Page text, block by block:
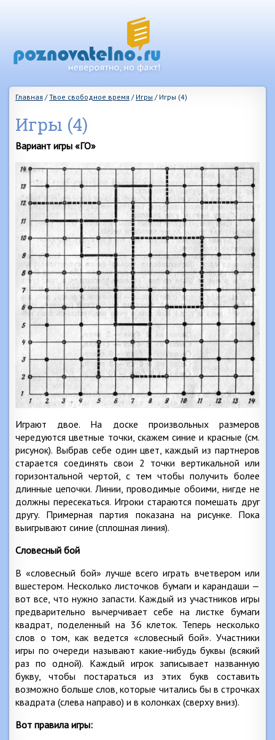
Главная /Твое свободное время / Игры / Игры (4)
Игры (4)
Вариант игры «ГО»
Играют двое. На доске произвольных размеров
чередуются цветные точки, скажем синие и красные (см.
рисунок). Выбрав себе один цвет, каждый из партнеров
старается соединять свои 2 точки вертикальной или
горизонтальной чертой, с тем чтобы получить более
длинные цепочки. Линии, проводимые обоими, нигде не
должны пересекаться. Игроки стараются помешать друг
другу. Примерная партия показана на рисунке. Пока
выигрывают синие (сплошная линия).
Словесный бой
В «словесный бой» лучше всего играть вчетвером или
вшестером. Несколько листочков бумаги и карандаши —
вот все, что нужно запасти. Каждый из участников игры
предварительно вычерчивает себе на листке бумаги
квадрат, поделенный на 36 клеток. Теперь несколько
слов о том, как ведется «словесный бой». Участники
игры по очереди называют какие-нибудь буквы (всякий
раз по одной). Каждый игрок записывает названную
букву, чтобы постараться из этих букв составить
возможно больше слов, которые читались бы в строчках
квадрата (слева направо) и в колонках (сверху вниз).
Вот правила игры: